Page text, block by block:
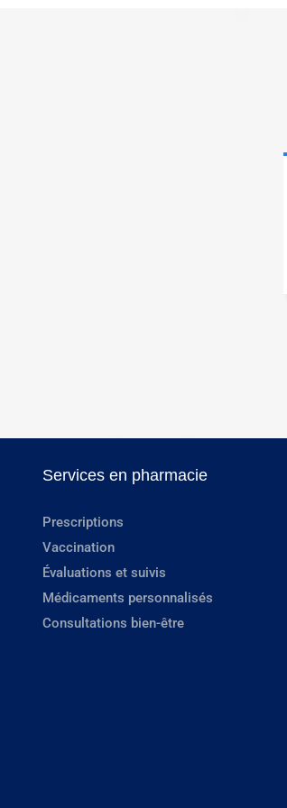
Services en pharmacie
Prescriptions
Vaccination
Évaluations et suivis
Médicaments personnalisés
Consultations bien-être